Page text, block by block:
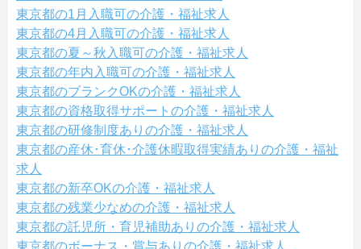
東京都の1月入職可の介護・福祉求人
東京都の4月入職可の介護・福祉求人
東京都の夏～秋入職可の介護・福祉求人
東京都の年内入職可の介護・福祉求人
東京都のブランクOKの介護・福祉求人
東京都の資格取得サポートの介護・福祉求人
東京都の研修制度ありの介護・福祉求人
東京都の産休･育休･介護休暇取得実績ありの介護・福祉
求人
東京都の新卒OKの介護・福祉求人
東京都の残業少なめの介護・福祉求人
東京都の託児所・育児補助ありの介護・福祉求人
東京都のボーナス・賞与ありの介護・福祉求人